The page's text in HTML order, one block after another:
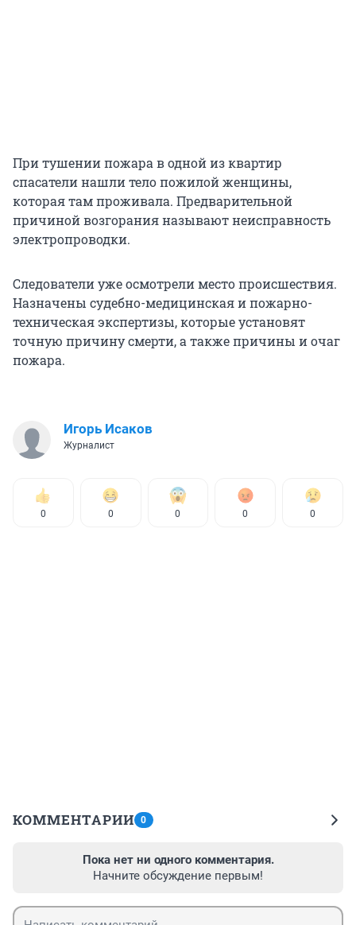
При тушении пожара в одной из квартир
спасатели нашли тело пожилой женщины,
которая там проживала. Предварительной
причиной возгорания называют неисправность
электропроводки.
Следователи уже осмотрели место происшествия.
Назначены судебно-медицинская и пожарно-
техническая экспертизы, которые установят
точную причину смерти, а также причины и очаг
пожара.
Игорь Исаков
Журналист
0 0 0 0 0
КОММЕНТАРИИ 0
Пока нет ни одного комментария.
Начните обсуждение первым!